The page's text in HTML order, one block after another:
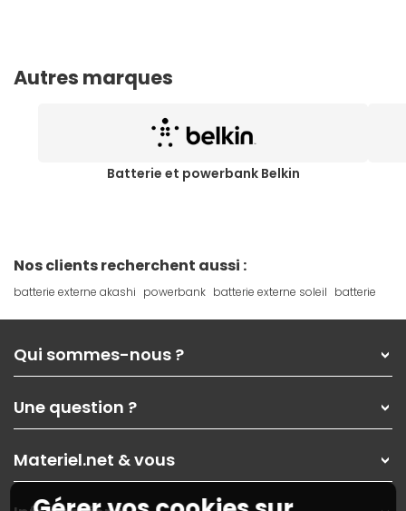
Autres marques
Batterie et powerbank Belkin
Nos clients recherchent aussi :
batterie externe akashi powerbank batterie externe soleil batterie
Qui sommes-nous ?
Nos services
Les magasins Materiel.net
Nos solutions pour les pros
Contactez-nous
Une question ?
Paiement, livraison
Garanties,Pack Zen
SAV, demander un retour
Materiel.net & vous
On répare votre PC portable